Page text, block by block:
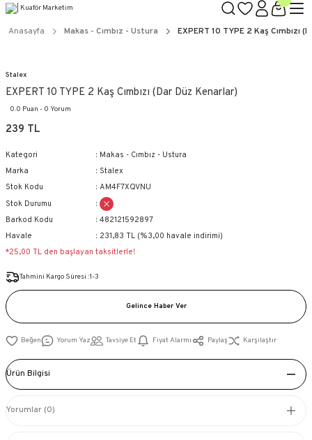
KAPIDA ÖDEME SEÇENEĞİ
Anasayfa Makas - Cımbız - Ustura EXPERT 10 TYPE 2 Kaş Cımbızı
Stalex
EXPERT 10 TYPE 2 Kaş Cımbızı (Dar Düz Kenarlar)
0.0 Puan - 0 Yorum
239 TL
Kategori
Makas - Cımbız - Ustura
Marka
Stalex
Stok Kodu
AM4F7XQVNU
Stok Durumu
Barkod Kodu
482121592897
Havale
231,83 TL (%3,00 havale indirimi)
*25,00 TL den başlayan taksitlerle!
Tahmini Kargo Süresi :1-3
Gelince Haber Ver
Yorum Yaz Tavsiye Et Fiyat Alarmı Paylaş Karşılaştır
Ürün Bilgisi
Yorumlar (0)